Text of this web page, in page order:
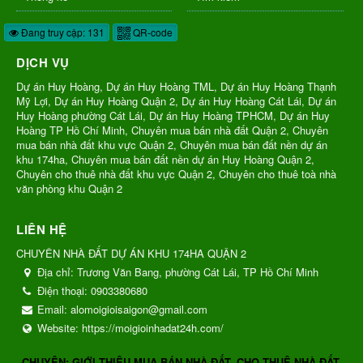
Đang truy cập: 131 QR-code
DỊCH VỤ
Dự án Huy Hoàng, Dự án Huy Hoàng TML, Dự án Huy Hoàng Thạnh
Mỹ Lợi, Dự án Huy Hoàng Quận 2, Dự án Huy Hoàng Cát Lái, Dự án
Huy Hoàng phường Cát Lái, Dự án Huy Hoàng TPHCM, Dự án Huy
Hoàng TP Hồ Chí Minh, Chuyên mua bán nhà đất Quận 2, Chuyên
mua bán nhà đất khu vực Quận 2, Chuyên mua bán đất nền dự án
khu 174ha, Chuyên mua bán đất nền dự án Huy Hoàng Quận 2,
Chuyên cho thuê nhà đất khu vực Quận 2, Chuyên cho thuê toà nhà
văn phòng khu Quận 2
LIÊN HỆ
CHUYÊN NHÀ ĐẤT DỰ ÁN KHU 174HA QUẬN 2
Địa chỉ: Trương Văn Bang, phường Cát Lái, TP Hồ Chí Minh
Điện thoại: 0903380680
Email: alomoigioisaigon@gmail.com
Website: https://moigioinhadat24h.com/